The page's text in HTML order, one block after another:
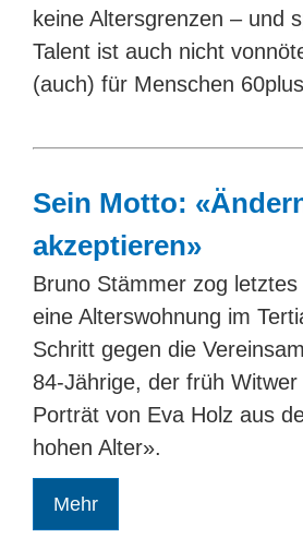
keine Altersgrenzen – und
Talent ist auch nicht
(auch) für Menschen
Sein Motto:
akzeptieren»
Bruno Stämmer zog
eine Alterswohnung im
Schritt gegen die
84-Jährige, der früh Witwer
Porträt von Eva Holz aus
hohen Alter».
Mehr